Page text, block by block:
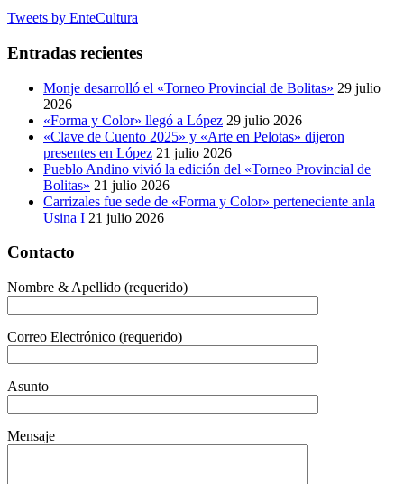
Tweets by EnteCultura
Entradas recientes
Monje desarrolló el «Torneo Provincial de Bolitas» 29 julio
2026
«Forma y Color» llegó a López 29 julio 2026
«Clave de Cuento 2025» y «Arte en Pelotas» dijeron
presentes en López 21 julio 2026
Pueblo Andino vivió la edición del «Torneo Provincial de
Bolitas» 21 julio 2026
Carrizales fue sede de «Forma y Color» perteneciente anla
Usina I 21 julio 2026
Contacto
Nombre & Apellido (requerido)
Correo Electrónico (requerido)
Asunto
Mensaje